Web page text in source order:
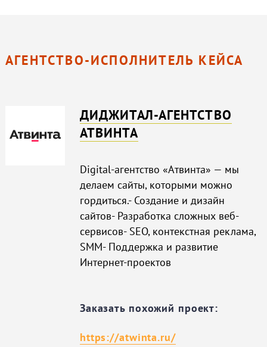
АГЕНТСТВО-ИСПОЛНИТЕЛЬ КЕЙСА
ДИДЖИТАЛ-АГЕНТСТВО
АТВИНТА
Digital-агентство «Атвинта» — мы
делаем сайты, которыми можно
гордиться.- Создание и дизайн
сайтов- Разработка сложных веб-
сервисов- SEO, контекстная реклама,
SMM- Поддержка и развитие
Интернет-проектов
Заказать похожий проект:
https://atwinta.ru/